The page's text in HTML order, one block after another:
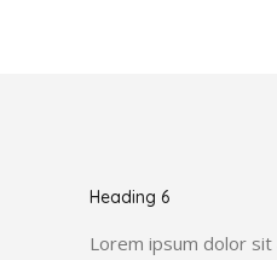
Heading 6
Lorem ipsum dolor